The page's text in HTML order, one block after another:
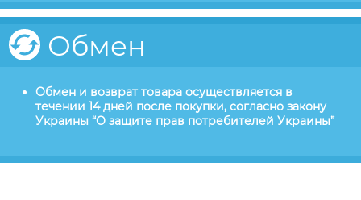
Обмен
Обмен и возврат товара осуществляется в
течении 14 дней после покупки, согласно закону
Украины “О защите прав потребителей Украины”